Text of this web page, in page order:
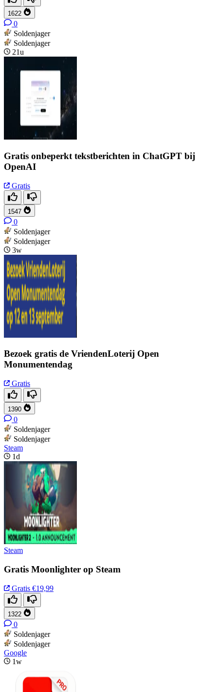
1622
0
Soldenjager
Soldenjager
21u
Gratis onbeperkt tekstberichten in ChatGPT bij
OpenAI
Gratis
1547
0
Soldenjager
Soldenjager
3w
Bezoek gratis de VriendenLoterij Open
Monumentendag
Gratis
1390
0
Soldenjager
Soldenjager
Steam
1d
Steam
Gratis Moonlighter op Steam
Gratis €19,99
1322
0
Soldenjager
Soldenjager
Google
1w